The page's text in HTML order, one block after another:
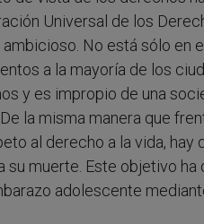
Universal de los
ambicioso. No está sólo en
a la mayoría de los
y es impropio de una
la misma manera que
al derecho a la vida,
su muerte. Este objetivo
adolescente